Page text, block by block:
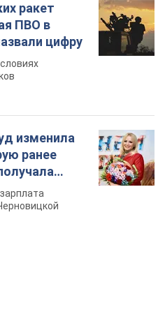
ракет
ПВО в
цифру
изменила
ранее